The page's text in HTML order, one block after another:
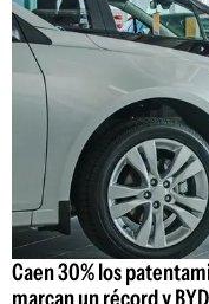
Caen 30% los
marcan un récord y